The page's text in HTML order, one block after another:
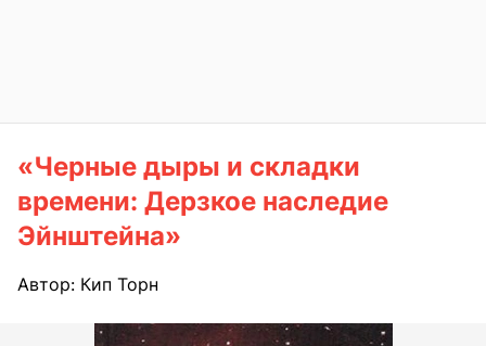
«Черные дыры и складки
времени: Дерзкое наследие
Эйнштейна»
Автор: Кип Торн